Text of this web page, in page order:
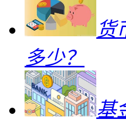
货
多少？
基